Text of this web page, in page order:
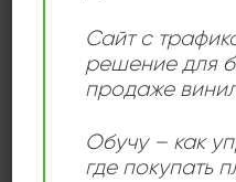
ИСПОЛНИТЕЛЬ
СОСТОЯНИЕ
Сайт с
решение для
продаже
Обучу – как
где покупать